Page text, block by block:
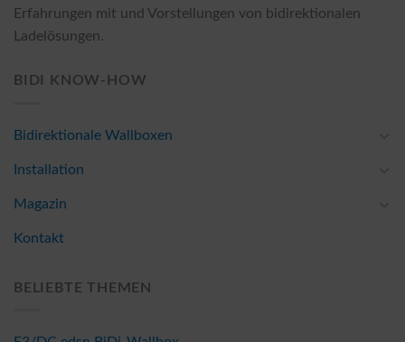
Erfahrungen mit und Vorstellungen von bidirektionalen
Ladelösungen.
BIDI KNOW-HOW
Bidirektionale Wallboxen
Installation
Magazin
Kontakt
BELIEBTE THEMEN